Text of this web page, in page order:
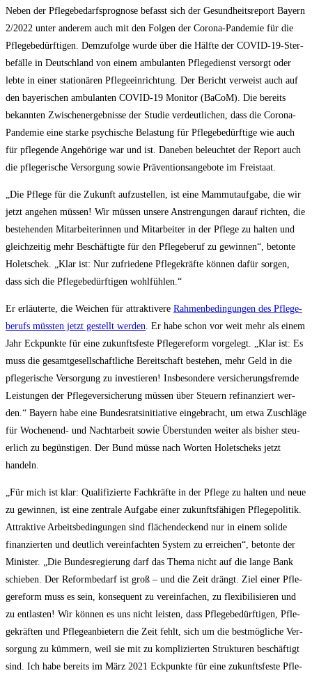
Neben der Pfle­ge­be­darfs­pro­gno­se befasst sich der Gesund­heits­re­port Bay­ern
2/​2022 unter ande­rem auch mit den Fol­gen der Coro­na-Pan­de­mie für die
Pfle­ge­be­dürf­ti­gen. Dem­zu­fol­ge wur­de über die Hälf­te der COVID-19-Ster­
be­fäl­le in Deutsch­land von einem ambu­lan­ten Pfle­ge­dienst ver­sorgt oder
leb­te in einer sta­tio­nä­ren Pfle­ge­ein­rich­tung. Der Bericht ver­weist auch auf
den baye­ri­schen ambu­lan­ten COVID-19 Moni­tor (BaCoM). Die bereits
bekann­ten Zwi­schen­er­geb­nis­se der Stu­die ver­deut­li­chen, dass die Coro­na-
Pan­de­mie eine star­ke psy­chi­sche Belas­tung für Pfle­ge­be­dürf­ti­ge wie auch
für pfle­gen­de Ange­hö­ri­ge war und ist. Dane­ben beleuch­tet der Report auch
die pfle­ge­ri­sche Ver­sor­gung sowie Prä­ven­ti­ons­an­ge­bo­te im Freistaat.
„Die Pfle­ge für die Zukunft auf­zu­stel­len, ist eine Mam­mut­auf­ga­be, die wir
jetzt ange­hen müs­sen! Wir müs­sen unse­re Anstren­gun­gen dar­auf rich­ten, die
bestehen­den Mit­ar­bei­te­rin­nen und Mit­ar­bei­ter in der Pfle­ge zu hal­ten und
gleich­zei­tig mehr Beschäf­tig­te für den Pfle­ge­be­ruf zu gewin­nen“, beton­te
Holet­schek. „Klar ist: Nur zufrie­de­ne Pfle­ge­kräf­te kön­nen dafür sor­gen,
dass sich die Pfle­ge­be­dürf­ti­gen wohlfühlen.“
Er erläu­ter­te, die Wei­chen für attrak­ti­ve­re Rah­men­be­din­gun­gen des Pfle­ge­
be­rufs müss­ten jetzt gestellt wer­den. Er habe schon vor weit mehr als einem
Jahr Eck­punk­te für eine zukunfts­fes­te Pfle­ge­re­form vor­ge­legt. „Klar ist: Es
muss die gesamt­ge­sell­schaft­li­che Bereit­schaft bestehen, mehr Geld in die
pfle­ge­ri­sche Ver­sor­gung zu inves­tie­ren! Ins­be­son­de­re ver­si­che­rungs­frem­de
Leis­tun­gen der Pfle­ge­ver­si­che­rung müs­sen über Steu­ern refi­nan­ziert wer­
den.“ Bay­ern habe eine Bun­des­rats­in­itia­ti­ve ein­ge­bracht, um etwa Zuschlä­ge
für Wochen­end- und Nacht­ar­beit sowie Über­stun­den wei­ter als bis­her steu­
er­lich zu begüns­ti­gen. Der Bund müs­se nach Wor­ten Holet­scheks jetzt
handeln.
„Für mich ist klar: Qua­li­fi­zier­te Fach­kräf­te in der Pfle­ge zu hal­ten und neue
zu gewin­nen, ist eine zen­tra­le Auf­ga­be einer zukunfts­fä­hi­gen Pfle­ge­po­li­tik.
Attrak­ti­ve Arbeits­be­din­gun­gen sind flä­chen­de­ckend nur in einem soli­de
finan­zier­ten und deut­lich ver­ein­fach­ten Sys­tem zu errei­chen“, beton­te der
Minis­ter. „Die Bun­des­re­gie­rung darf das The­ma nicht auf die lan­ge Bank
schie­ben. Der Reform­be­darf ist groß – und die Zeit drängt. Ziel einer Pfle­
ge­re­form muss es sein, kon­se­quent zu ver­ein­fa­chen, zu fle­xi­bi­li­sie­ren und
zu ent­las­ten! Wir kön­nen es uns nicht leis­ten, dass Pfle­ge­be­dürf­ti­gen, Pfle­
ge­kräf­ten und Pfle­ge­an­bie­tern die Zeit fehlt, sich um die best­mög­li­che Ver­
sor­gung zu küm­mern, weil sie mit zu kom­pli­zier­ten Struk­tu­ren beschäf­tigt
sind. Ich habe bereits im März 2021 Eck­punk­te für eine zukunfts­fes­te Pfle­